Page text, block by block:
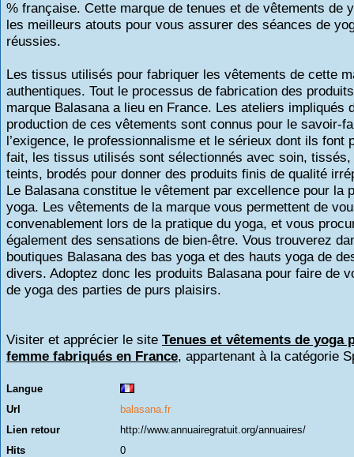
% française. Cette marque de tenues et de vêtements de
les meilleurs atouts pour vous assurer des séances de
réussies.
Les tissus utilisés pour fabriquer les vêtements de cette
authentiques. Tout le processus de fabrication des
marque Balasana a lieu en France. Les ateliers impliqués
production de ces vêtements sont connus pour le savoir-
l’exigence, le professionnalisme et le sérieux dont ils font
fait, les tissus utilisés sont sélectionnés avec soin,
teints, brodés pour donner des produits finis de qualité
Le Balasana constitue le vêtement par excellence pour la
yoga. Les vêtements de la marque vous permettent de
convenablement lors de la pratique du yoga, et vous
également des sensations de bien-être. Vous trouverez
boutiques Balasana des bas yoga et des hauts yoga de
divers. Adoptez donc les produits Balasana pour faire de
de yoga des parties de purs plaisirs.
Visiter et apprécier le site Tenues et vêtements de yoga
femme fabriqués en France, appartenant à la catégorie
Langue
Url
balasana.fr
Lien retour
http://www.annuairegratuit.org/annuaires/
Hits
0